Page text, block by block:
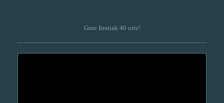
Gure Irratiak 40 urte!